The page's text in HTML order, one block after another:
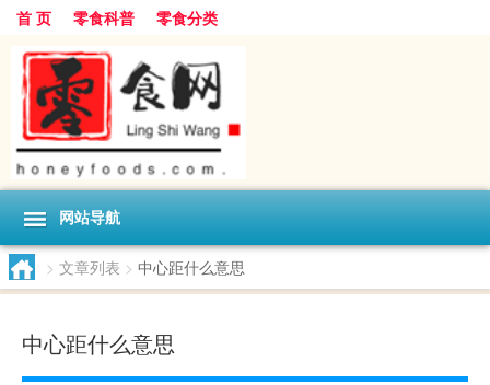
首 页 零食科普 零食分类
网站导航
> 文章列表 > 中心距什么意思
中心距什么意思